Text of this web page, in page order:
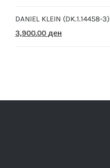
was:
7,490.00 ден.
is:
3,900.00 ден.
DANIEL KLEIN (DK.1.14458-3)
Original
3,900.00 ден